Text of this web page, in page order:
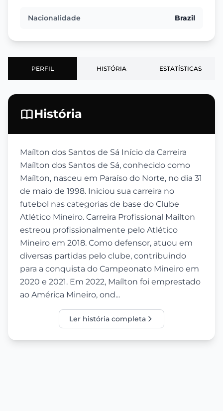
Nacionalidade Brazil
PERFIL HISTÓRIA ESTATÍSTICAS
História
Maílton dos Santos de Sá Início da Carreira
Maílton dos Santos de Sá, conhecido como
Maílton, nasceu em Paraíso do Norte, no dia 31
de maio de 1998. Iniciou sua carreira no
futebol nas categorias de base do Clube
Atlético Mineiro. Carreira Profissional Maílton
estreou profissionalmente pelo Atlético
Mineiro em 2018. Como defensor, atuou em
diversas partidas pelo clube, contribuindo
para a conquista do Campeonato Mineiro em
2020 e 2021. Em 2022, Maílton foi emprestado
ao América Mineiro, ond...
Ler história completa